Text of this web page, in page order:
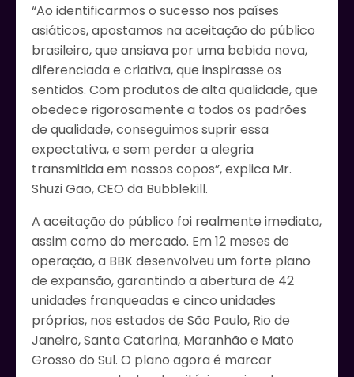
“Ao identificarmos o sucesso nos países
asiáticos, apostamos na aceitação do público
brasileiro, que ansiava por uma bebida nova,
diferenciada e criativa, que inspirasse os
sentidos. Com produtos de alta qualidade, que
obedece rigorosamente a todos os padrões
de qualidade, conseguimos suprir essa
expectativa, e sem perder a alegria
transmitida em nossos copos”, explica Mr.
Shuzi Gao, CEO da Bubblekill.
A aceitação do público foi realmente imediata,
assim como do mercado. Em 12 meses de
operação, a BBK desenvolveu um forte plano
de expansão, garantindo a abertura de 42
unidades franqueadas e cinco unidades
próprias, nos estados de São Paulo, Rio de
Janeiro, Santa Catarina, Maranhão e Mato
Grosso do Sul. O plano agora é marcar